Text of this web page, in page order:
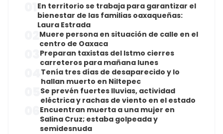
En territorio se trabaja para garantizar el
bienestar de las familias oaxaqueñas:
Laura Estrada
Muere persona en situación de calle en el
centro de Oaxaca
Preparan taxistas del Istmo cierres
carreteros para mañana lunes
Tenía tres días de desaparecido y lo
hallan muerto en Niltepec
Se prevén fuertes lluvias, actividad
eléctrica y rachas de viento en el estado
Encuentran muerta a una mujer en
Salina Cruz; estaba golpeada y
semidesnuda